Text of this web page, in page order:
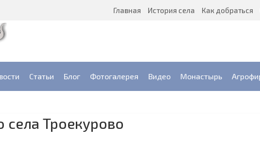
Главная История села Как добраться
Cтатьи Блог Фотогалерея Видео Монастырь
села Троекурово